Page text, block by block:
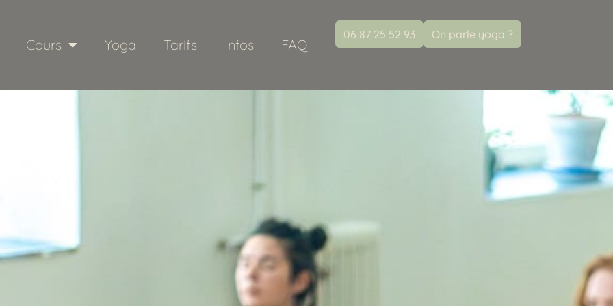
Cours Yoga Tarifs Infos FAQ
06 87 25 52 93 On parle yoga ?